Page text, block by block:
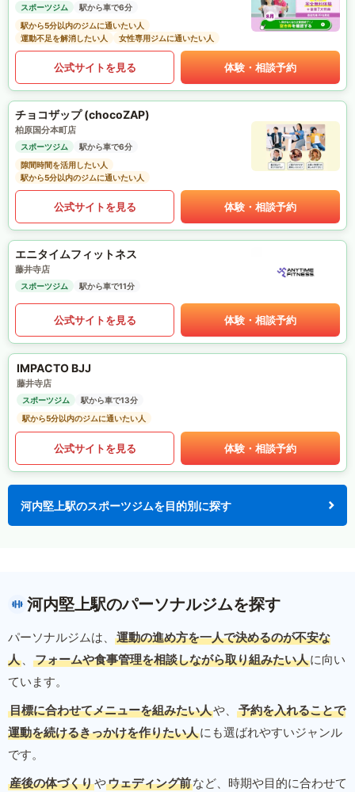
スポーツジム
駅から車で6分
駅から5分以内のジムに通いたい人
運動不足を解消したい人
女性専用ジムに通いたい人
公式サイトを見る 体験・相談予約
チョコザップ (chocoZAP)
柏原国分本町店
スポーツジム
駅から車で6分
隙間時間を活用したい人
駅から5分以内のジムに通いたい人
公式サイトを見る 体験・相談予約
エニタイムフィットネス
藤井寺店
スポーツジム 駅から車で11分
公式サイトを見る 体験・相談予約
IMPACTO BJJ
藤井寺店
スポーツジム
駅から車で13分
駅から5分以内のジムに通いたい人
公式サイトを見る 体験・相談予約
河内堅上駅のスポーツジムを目的別に探す
河内堅上駅のパーソナルジムを探す
パーソナルジムは、
運動の進め方を一人で決めるのが不安な
人 、 フォームや食事管理を相談しながら取り組みたい人に向い
ています。
目標に合わせてメニューを組みたい人や、
予約を入れることで
運動を続けるきっかけを作りたい人にも選ばれやすいジャンル
です。
産後の体づくりやウェディング前など、時期や目的に合わせて